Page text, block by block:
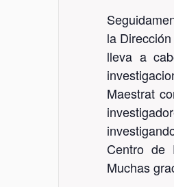
la
lleva a
Maestrat
Centro de
Muchas